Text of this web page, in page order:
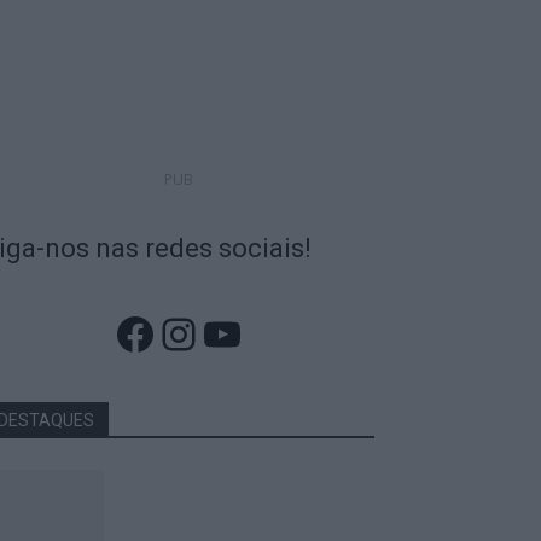
nos nas redes sociais!
Facebook
Instagram
YouTube